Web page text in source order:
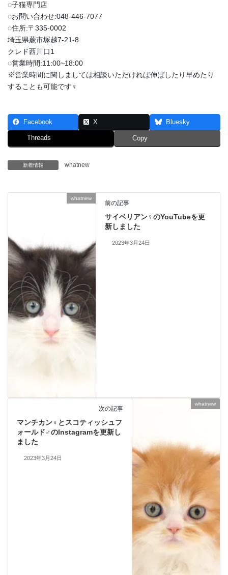
◌子猫専門店
◌お問い合わせ:048-446-7077
◌住所:〒335-0002
埼玉県蕨市塚越7-21-8
クレド西川口1
◌営業時間:11:00~18:00
※営業時間に関しましては相談いただければ伸ばしたり早めたり
することも可能です‍♀️
Facebook X Bluesky
Threads Copy
新着情報 whatnew
whatnew
前の記事
サイベリアン♀のYouTubeを更
新しました
2023年3月24日
whatnew
次の記事
マンチカン♀とスコティッシュフ
ォールド♂のInstagramを更新し
ました
2023年3月24日